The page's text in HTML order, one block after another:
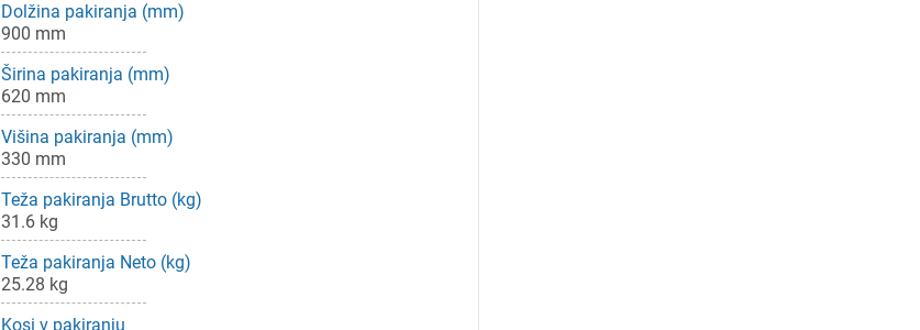
Dolžina pakiranja (mm)
900 mm
Širina pakiranja (mm)
620 mm
Višina pakiranja (mm)
330 mm
Teža pakiranja Brutto (kg)
31.6 kg
Teža pakiranja Neto (kg)
25.28 kg
Kosi v pakiranju